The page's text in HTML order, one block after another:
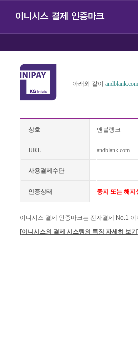
아래와 같이 andblank.com
상호 앤블랭크
URL andblank.com
사용결제수단
인증상태 중지 또는 해지
이니시스 결제 인증마크는 전자결제 No.1
[이니시스의 결제 시스템의 특징 자세히 보기]